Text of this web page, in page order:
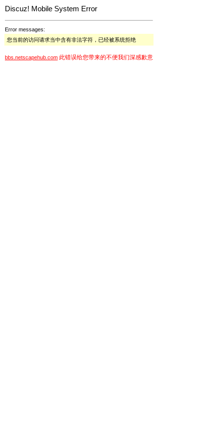
Discuz! Mobile System Error
Error messages:
您当前的访问请求当中含有非法字符，已经被系统拒绝
bbs.netscapehub.com 此错误给您带来的不便我们深感歉意